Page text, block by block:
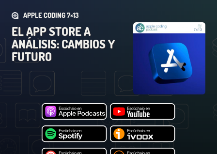
APPLE CODING 7×13
EL APP STORE A
ANÁLISIS: CAMBIOS Y
FUTURO